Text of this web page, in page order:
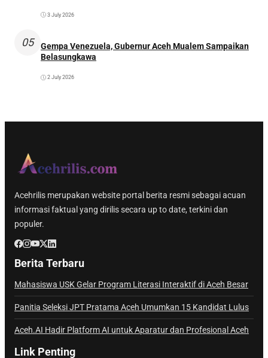
3 July 2026
05
Gempa Venezuela, Gubernur Aceh Mualem Sampaikan
Belasungkawa
2 July 2026
Acehrilis merupakan website portal berita resmi sebagai acuan
informasi faktual yang dirilis secara up to date, terkini dan
populer.
Berita Terbaru
Mahasiswa USK Gelar Program Literasi Interaktif di Aceh Besar
Panitia Seleksi JPT Pratama Aceh Umumkan 15 Kandidat Lulus
Aceh.AI Hadir Platform AI untuk Aparatur dan Profesional Aceh
Link Penting